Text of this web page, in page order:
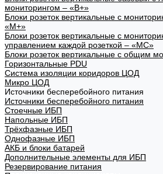
мониторингом – «В+»
Блоки розеток вертикальные с
«М+»
Блоки розеток вертикальные с
управлением каждой розеткой – «МС»
Блоки розеток вертикальные с общим
Горизонтальные PDU
Система изоляции коридоров ЦОД
Микро ЦОД
Источники бесперебойного питания
Источники бесперебойного питания
Стоечные ИБП
Напольные ИБП
Трёхфазные ИБП
Однофазные ИБП
АКБ и блоки батарей
Дополнительные элементы для ИБП
Резервирование питания